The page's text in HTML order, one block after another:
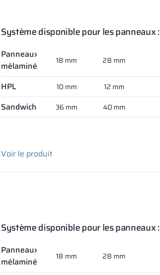
Système disponible pour les panneaux :
Panneaux
mélaminés
18 mm 28 mm
HPL 10 mm 12 mm
Sandwich 36 mm 40 mm
Voir le produit
Système disponible pour les panneaux :
Panneaux
mélaminés
18 mm 28 mm